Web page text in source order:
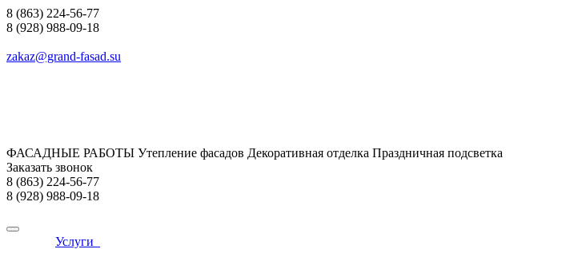
8 (863) 224-56-77
8 (928) 988-09-18
zakaz@grand-fasad.su
ФАСАДНЫЕ РАБОТЫ Утепление фасадов Декоративная отделка Праздничная подсветка
Заказать звонок
8 (863) 224-56-77
8 (928) 988-09-18
Услуги